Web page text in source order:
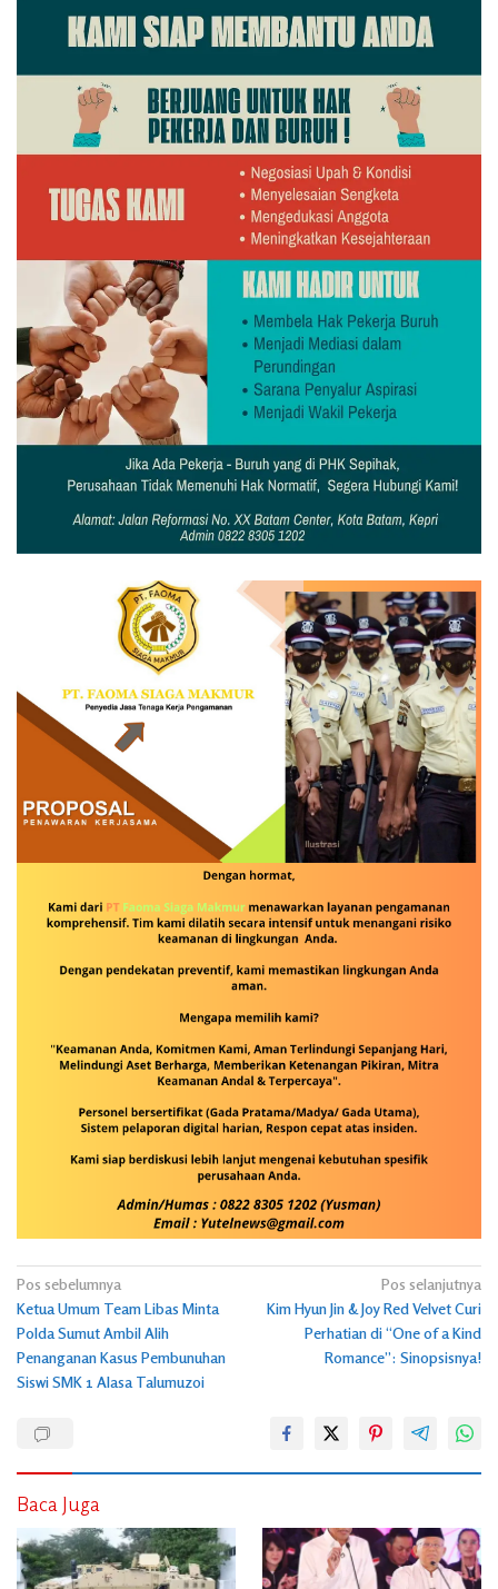
Navigasi
pos
Pos sebelumnya
Ketua Umum Team Libas Minta
Polda Sumut Ambil Alih
Penanganan Kasus Pembunuhan
Siswi SMK 1 Alasa Talumuzoi
Pos selanjutnya
Kim Hyun Jin & Joy Red Velvet Curi
Perhatian di “One of a Kind
Romance”: Sinopsisnya!
Baca Juga